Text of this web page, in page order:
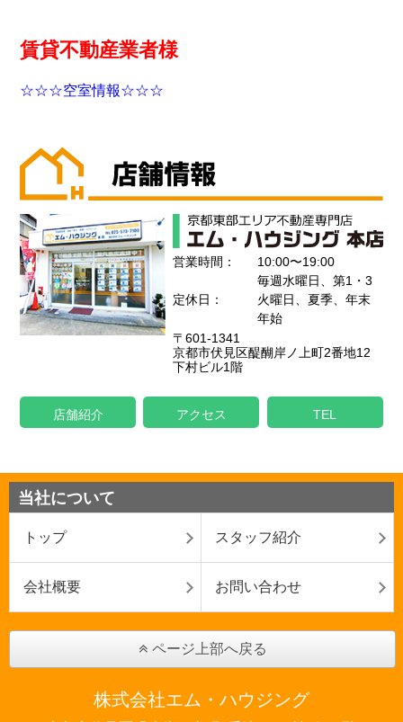
賃貸不動産業者様
☆☆☆空室情報☆☆☆
営業時間： 10:00〜19:00
定休日：
毎週水曜日、第1・3
火曜日、夏季、年末
年始
〒601-1341
京都市伏見区醍醐岸ノ上町2番地12
下村ビル1階
店舗紹介 アクセス TEL
当社について
トップ スタッフ紹介
会社概要 お問い合わせ
ページ上部へ戻る
株式会社エム・ハウジング